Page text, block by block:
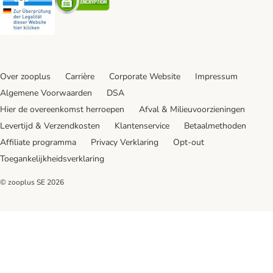
Over zooplus Carrière Corporate Website
Impressum
Algemene Voorwaarden
DSA
Hier de overeenkomst herroepen
Afval & Milieuvoorzieningen
Levertijd & Verzendkosten
Klantenservice
Betaalmethoden
Affiliate programma
Privacy Verklaring
Opt-out
Toegankelijkheidsverklaring
© zooplus SE 2026